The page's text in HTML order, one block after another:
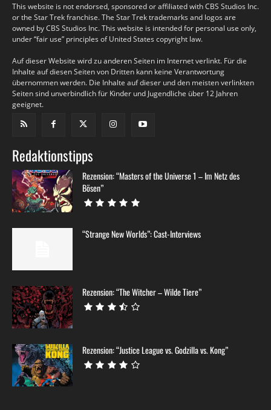
This website is not endorsed, sponsored or affiliated with CBS Studios Inc.
or the Star Trek franchise. The Star Trek trademarks and logos are
owned by CBS Studios Inc. This website is intended for personal use only,
under “fair use” principles of United States copyright law.
Auf dieser Website wird zu anderen Seiten im Internet verlinkt. Für die
Inhalte auf diesen Seiten von Dritten kann keine Verantwortung
übernommen werden. Die Inhalte auf dieser und den meisten verlinkten
Seiten sind unverbindlich für Kinder und Jugendliche über 12 Jahren
geeignet.
Redaktionstipps
Rezension: “Masters of the Universe 1 – Im Netz des
Bösen”
“Strange New Worlds”: Cast-Interviews
Rezension: “The Witcher – Wilde Tiere”
Rezension: “Justice League vs. Godzilla vs. Kong”